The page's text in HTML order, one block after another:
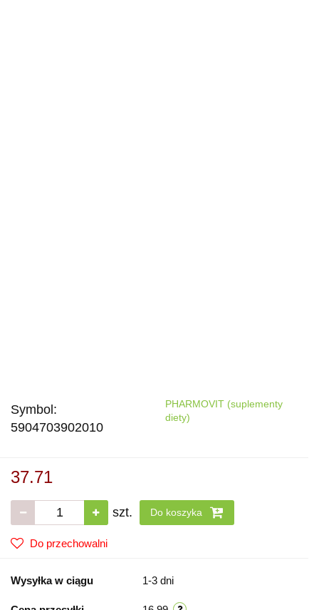
Symbol:
5904703902010
PHARMOVIT (suplementy
diety)
37.71
szt. Do koszyka
Do przechowalni
Wysyłka w ciągu 1-3 dni